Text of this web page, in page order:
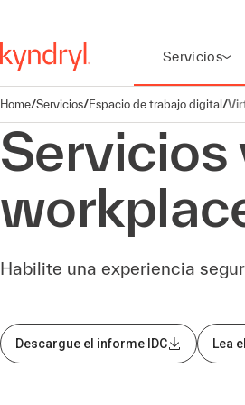
Servicios
Home/Servicios/Espacio de trabajo digital/
Servicios
Habilite una experiencia
Descargue el informe IDC Lea